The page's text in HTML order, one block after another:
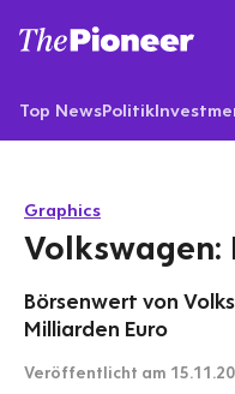
Top NewsPolitik
Graphics
Volkswagen:
Börsenwert von
Milliarden Euro
Veröffentlicht am